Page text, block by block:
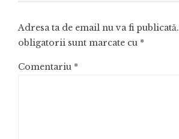
Adresa ta de email nu va fi publicată.
obligatorii sunt marcate cu *
Comentariu *